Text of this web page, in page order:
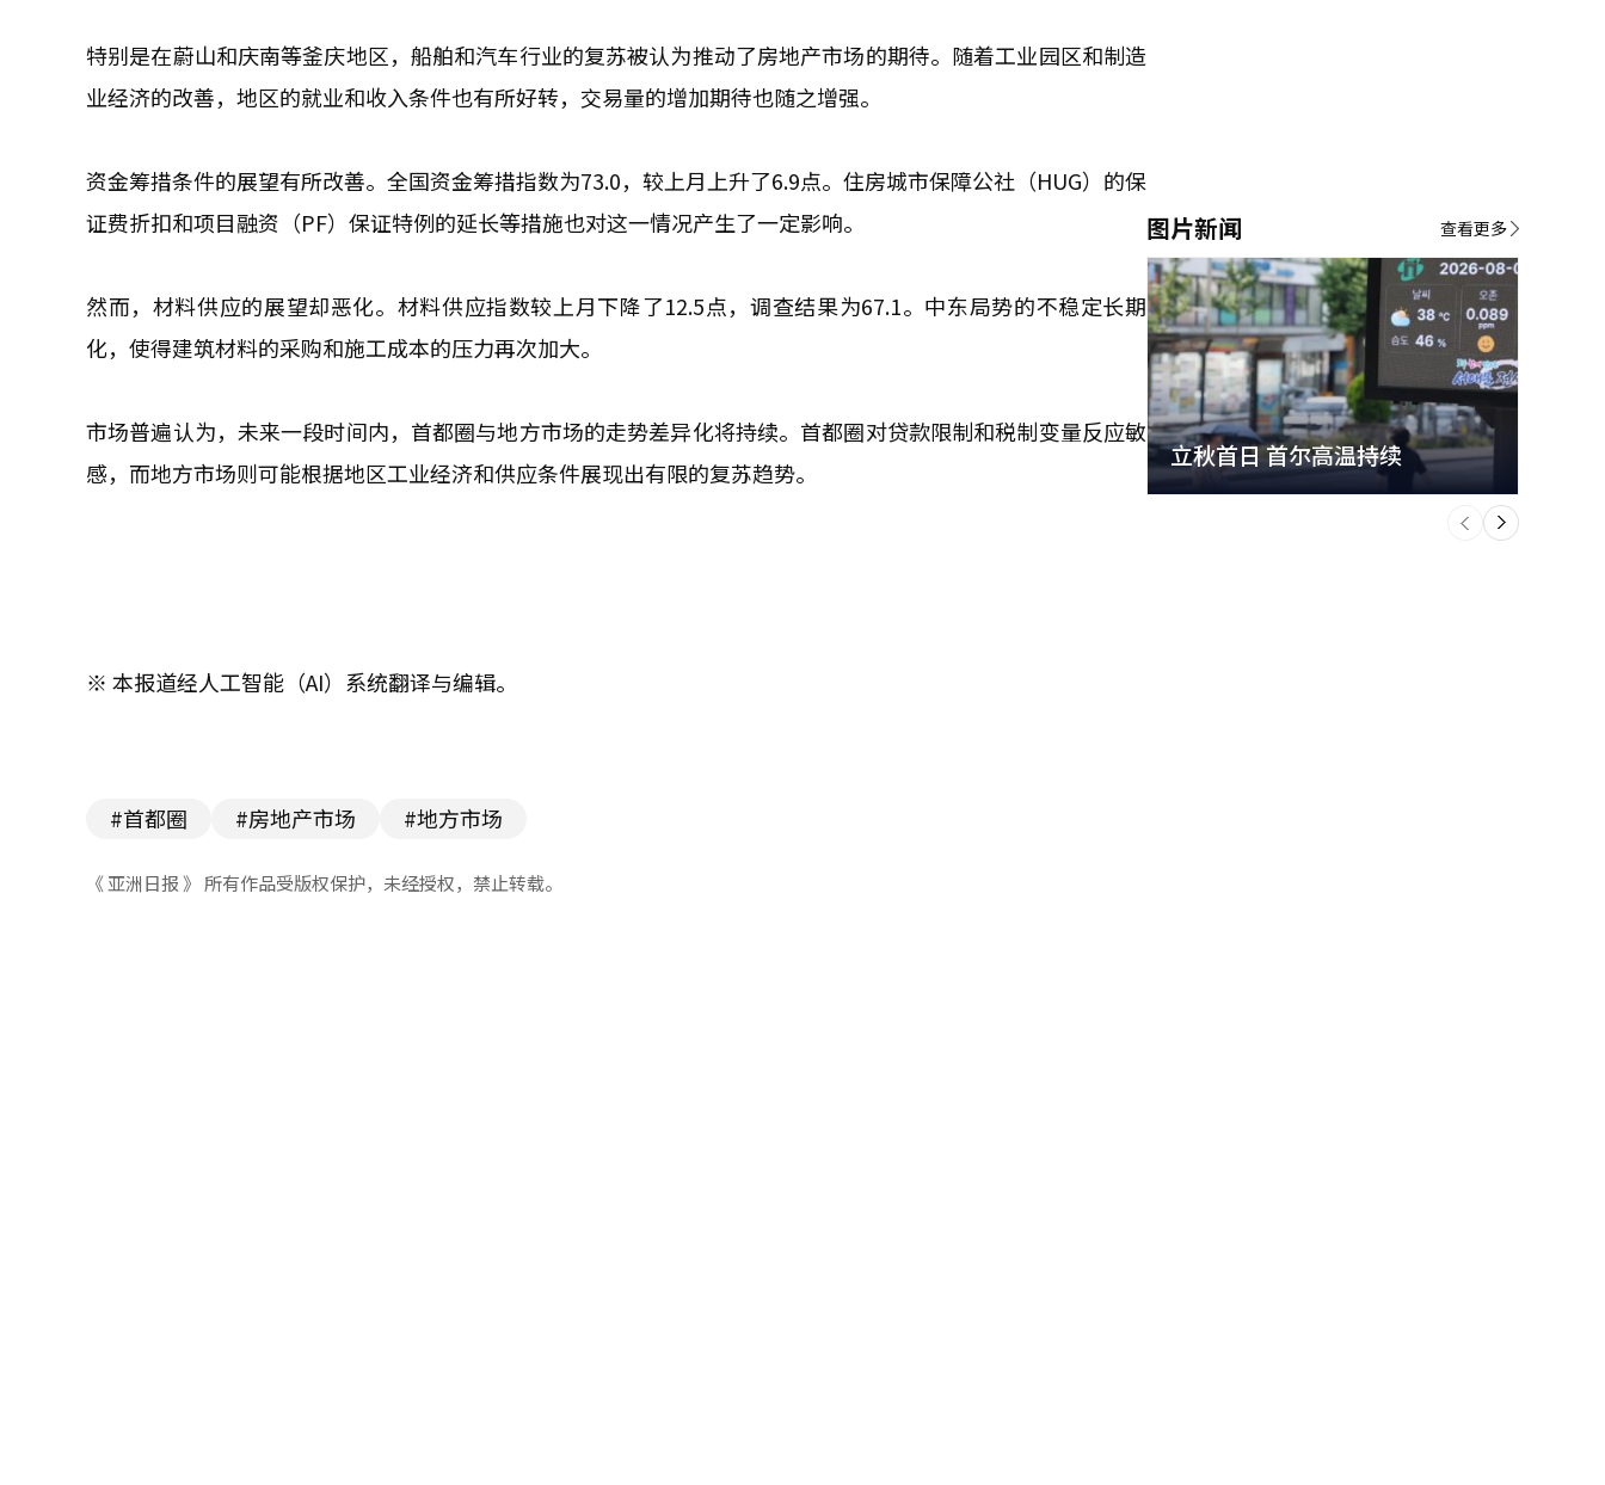
特别是在蔚山和庆南等釜庆地区，船舶和汽车行业的复苏被认为推动了房地产市场的期待。随着工业园区和制造
业经济的改善，地区的就业和收入条件也有所好转，交易量的增加期待也随之增强。
资金筹措条件的展望有所改善。全国资金筹措指数为73.0，较上月上升了6.9点。住房城市保障公社（HUG）的保
证费折扣和项目融资（PF）保证特例的延长等措施也对这一情况产生了一定影响。
然而，材料供应的展望却恶化。材料供应指数较上月下降了12.5点，调查结果为67.1。中东局势的不稳定长期
化，使得建筑材料的采购和施工成本的压力再次加大。
市场普遍认为，未来一段时间内，首都圈与地方市场的走势差异化将持续。首都圈对贷款限制和税制变量反应敏
感，而地方市场则可能根据地区工业经济和供应条件展现出有限的复苏趋势。
※ 本报道经人工智能（AI）系统翻译与编辑。
#首都圈 #房地产市场 #地方市场
《 亚洲日报 》 所有作品受版权保护，未经授权，禁止转载。
图片新闻
立秋首日 首尔高温持续
下
一
个
查看更多